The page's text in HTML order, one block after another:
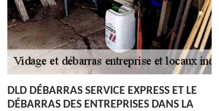
DLD DÉBARRAS SERVICE EXPRESS ET LE
DÉBARRAS DES ENTREPRISES DANS LA